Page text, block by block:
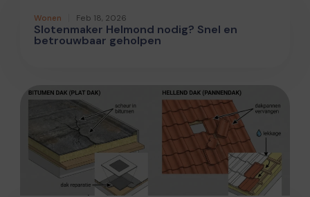
Wonen Feb 18, 2026
Slotenmaker Helmond nodig? Snel en
betrouwbaar geholpen